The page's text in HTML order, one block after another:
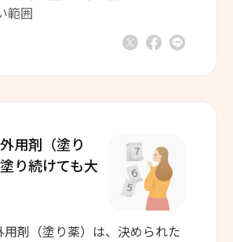
範囲
用剤（塗り
り続けても大
用剤（塗り薬）は、決められた